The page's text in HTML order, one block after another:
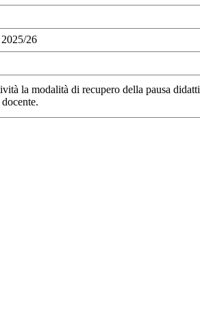
26
la modalità di recupero della pausa